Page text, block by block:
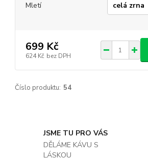
Mletí
699 Kč
624 Kč bez DPH
Číslo produktu: 54
JSME TU PRO VÁS
DĚLÁME KÁVU S
LÁSKOU